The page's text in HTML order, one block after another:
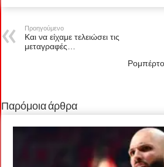
Προηγούμενο
Και να είχαμε τελειώσει τις
μεταγραφές…
Παρόμοια άρθρα